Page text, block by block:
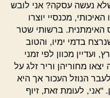
נעשה עסקה? אני לובש
מכנסיי יוצרו
האימתנית. ברשותי שטר
בדמי ימיו, והטוב
ועדיין מכוון לפי זמני
יצאו מחוריהן וריר זלג על
הנוזל העכור אך היא
"אני, לעומת זאת, זיוף